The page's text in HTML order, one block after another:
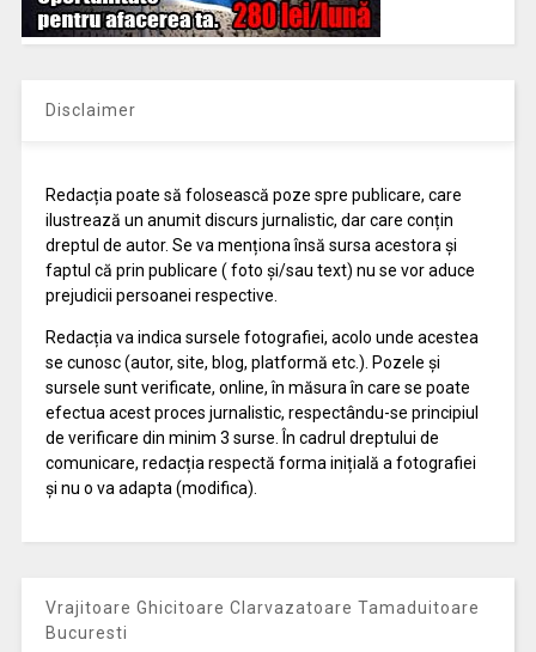
Disclaimer
Redacția poate să folosească poze spre publicare, care
ilustrează un anumit discurs jurnalistic, dar care conțin
dreptul de autor. Se va menționa însă sursa acestora și
faptul că prin publicare ( foto și/sau text) nu se vor aduce
prejudicii persoanei respective.
Redacția va indica sursele fotografiei, acolo unde acestea
se cunosc (autor, site, blog, platformă etc.). Pozele și
sursele sunt verificate, online, în măsura în care se poate
efectua acest proces jurnalistic, respectându-se principiul
de verificare din minim 3 surse. În cadrul dreptului de
comunicare, redacția respectă forma inițială a fotografiei
și nu o va adapta (modifica).
Vrajitoare Ghicitoare Clarvazatoare Tamaduitoare
Bucuresti